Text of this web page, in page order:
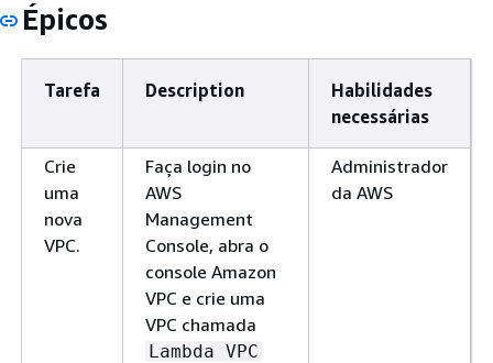
Épicos
Tarefa Description
Habilidades
necessárias
Crie
uma
nova
VPC.
Faça login no
AWS
Management
Console, abra o
console Amazon
VPC e crie uma
VPC chamada
Lambda VPC
Administrador
da AWS